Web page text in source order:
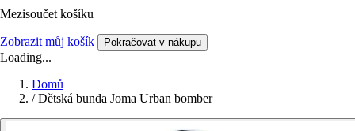
Mezisoučet košíku
Zobrazit můj košík Pokračovat v nákupu
Loading...
Domů
/ Dětská bunda Joma Urban bomber